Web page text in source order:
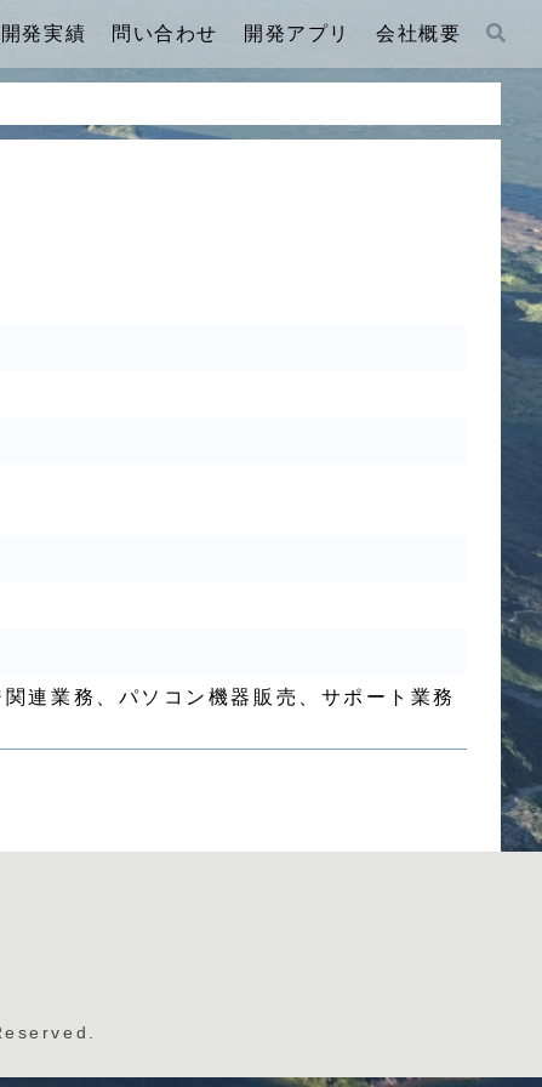
開発実績 問い合わせ 開発アプリ 会社概要
連業務、パソコン機器販売、サポート業務